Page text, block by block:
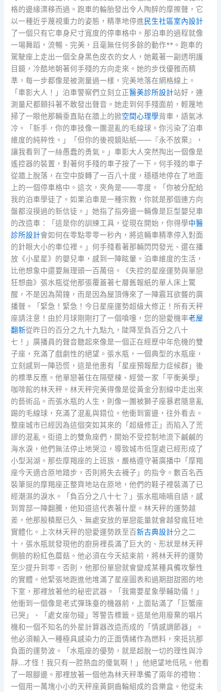
格的邊緣漂移而過。跑車的輪胎發出令人陶醉的摩擦聲，它
以一種近乎蔑視重力的姿態，精準地停進民生社區室內設計
了一個只有它車身尺寸寬度的停車格中。那泊車的過程就像
一場舞蹈，流暢、完美，且毫無任何多餘的動作**。跑車的
駕駛座上走出一個全身黑色皮衣的女人，她戴著一副透明護
目鏡，冷酷地朝著何手殘的方向走來。她的步伐優雅而精
準，每一步都像是被測量過一樣，完美地落在網格線上。
「車影大人！」泊車警察們立刻立正醫美診所設計站好，連
測量尺都顫抖著不敢發出聲音。她走到何手殘面前，輕蔑地
掃了一眼他那輛垂直貼在牆上的掀空間心理學背車，語氣冰
冷。「新手，你的車技像一團混亂的毛線球。你污染了泊車
維度的純粹性。」「但你的後視鏡貼紙——『永不放棄』，
讓我看到了一絲愚蠢的勇氣。」車影大人突然掏出一個像是
遙控器的裝置，對著何手殘的車子按了一下。何手殘的車子
從牆上脫落，在空中旋轉了一百八十度，穩穩地停在了地面
上的一個停車格中。這次，夾角是——零度。「你被分配給
我的泊車學徒了。如果泊車是一種宗教，你就是那個連方向
盤都沒摸過的新信徒。」她指了指旁邊一輛像是巨型嬰兒車
的改造車：「這是你的訓練工具，從現在開始，你得學中醫
診所設計會如何在零點零零一秒內，將這輛車精準停入對面
的針眼大小的車位裡。」何手殘看著那輛閃閃發光、還在播
放《小星星》的嬰兒車，感到一陣眩暈。泊車維度的生活，
比他想象中還要無理頭一百萬倍。《失控的星座運勢與單戀
狂想曲》張水瓶從他那張覆蓋著七層舊報紙的單人床上驚
醒，不是因為鬧鐘，而是因為屋頂傳來了一陣震耳欲聾的廣
播聲。「緊急！緊急！今日星座運勢超級大修正！所有天秤
座請注意！由於月球剛剛打了一個噴嚏，您的戀愛機率老屋
翻新從昨日的百分之九十九點九，陡降至負百分之八十
七！」廣播員的聲音聽起來像是一個正在經歷中年危機的雙
子座，充滿了戲劇性的絕望。張水瓶，一個典型的水瓶座，
立刻感到一陣恐慌，這是他患有「星座預報壓力症候群」後
的標準反應。他單戀著住在隔壁棟、經營一家「平衡美學」
咖啡館的林天秤。林天秤完美得像是從黃金分割線中走出來
的藝術品。而張水瓶的人生，則像一團被獅子座暴君隨意亂
踢的毛線球，充滿了混亂與錯位。他衝到窗邊，往外看去。
整座城市已經因為這個突如其來的「超級修正」而陷入了荒
謬的混亂。街道上的雙魚座們，開始不受控制地流下鹹鹹的
海水淚，他們無法停止地哭泣，導致城市低窪處已經形成了
小型潟湖。那些摩羯座的上班族，嚴格遵守著廣播中「摩羯
座今天適合原地踏步，否則將失去襪子」的指令。數百名西
裝筆挺的摩羯座正整齊地站在原地，他們的鞋子裡裝滿了已
經潮濕的淚水。「負百分之八十七？」張水瓶喃喃自語，感
到胃部一陣翻騰，他知道這代表著什麼。林天秤的運勢越
差，他那股積壓已久、無處安放的單戀能量就會越發瘋狂地
實體化。上次林天秤的戀愛運勢跌至百新古典設計分之二
十，張水瓶就發現他的廚房裡長滿了巨大的、形狀是林天秤
側臉的粉紅色蘑菇。他必須在今天結束前，將林天秤的運勢
至少提升到零。否則，他那份單戀就會變成某種具備攻擊性
的實體。他緊張地跑進他堆滿了星座圖表和過期甜甜圈的地
下室，那裡放著他的秘密武器。「我需要星象學輔助儀！」
他衝到一個像是老式彈珠臺的機器前，上面貼滿了「巨蟹座
已哭」、「處女座勿碰」等警告標籤。這是他用廢棄的唱片
機和一個不知名的外星計算器改造而成的「情感調節器」。
他必須輸入一種極具感染力的正面情緒作為燃料，來抵抗那
負面的運勢波。「水瓶座的優勢，就是超脫一切的理性與冷
靜…才怪！我只有一腔熱血的傻氣啊！」他絕望地低吼。他看
了一眼腳邊。那裡放著一個他為林天秤準備了兩年的禮物：
一個用一萬塊小小的天秤座黃銅齒輪組成的音樂盒。他從未